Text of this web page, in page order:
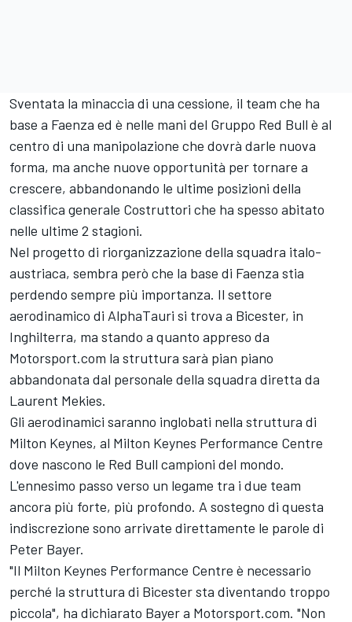
Sventata la minaccia di una cessione, il team che ha
base a Faenza ed è nelle mani del Gruppo Red Bull è al
centro di una manipolazione che dovrà darle nuova
forma, ma anche nuove opportunità per tornare a
crescere, abbandonando le ultime posizioni della
classifica generale Costruttori che ha spesso abitato
nelle ultime 2 stagioni.
Nel progetto di riorganizzazione della squadra italo-
austriaca, sembra però che la base di Faenza stia
perdendo sempre più importanza. Il settore
aerodinamico di AlphaTauri si trova a Bicester, in
Inghilterra, ma stando a quanto appreso da
Motorsport.com la struttura sarà pian piano
abbandonata dal personale della squadra diretta da
Laurent Mekies.
Gli aerodinamici saranno inglobati nella struttura di
Milton Keynes, al Milton Keynes Performance Centre
dove nascono le Red Bull campioni del mondo.
L'ennesimo passo verso un legame tra i due team
ancora più forte, più profondo. A sostegno di questa
indiscrezione sono arrivate direttamente le parole di
Peter Bayer.
"Il Milton Keynes Performance Centre è necessario
perché la struttura di Bicester sta diventando troppo
piccola", ha dichiarato Bayer a Motorsport.com. "Non